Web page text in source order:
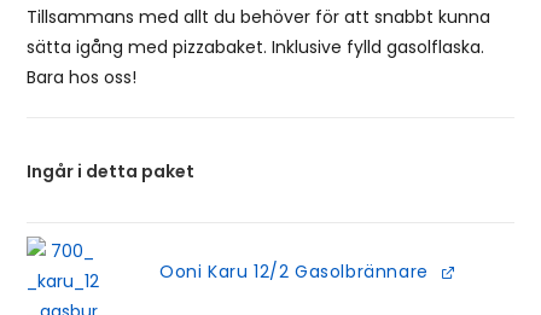
Tillsammans med allt du behöver för att snabbt kunna
sätta igång med pizzabaket. Inklusive fylld gasolflaska.
Bara hos oss!
Ingår i detta paket
Ooni Karu 12/2 Gasolbrännare